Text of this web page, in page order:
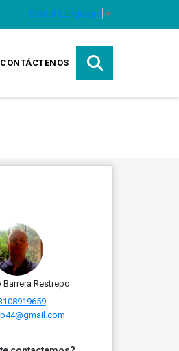
Select Language ▼
CONTÁCTENOS
Barrera Restrepo